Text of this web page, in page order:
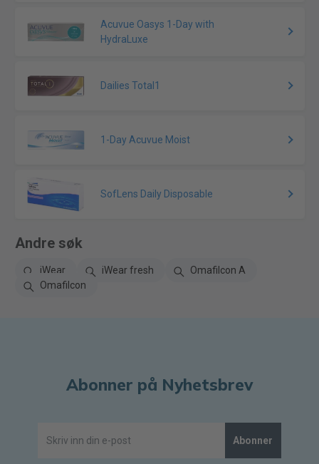
Acuvue Oasys 1-Day with
HydraLuxe
Dailies Total1
1-Day Acuvue Moist
SofLens Daily Disposable
Andre søk
iWear iWear fresh
Omafilcon A
Omafilcon
Abonner på Nyhetsbrev
Abonner